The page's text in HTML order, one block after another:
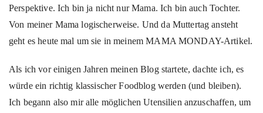
Perspektive. Ich bin ja nicht nur Mama. Ich bin auch Tochter.
Von meiner Mama logischerweise. Und da Muttertag ansteht
geht es heute mal um sie in meinem MAMA MONDAY-Artikel.
Als ich vor einigen Jahren meinen Blog startete, dachte ich, es
würde ein richtig klassischer Foodblog werden (und bleiben).
Ich begann also mir alle möglichen Utensilien anzuschaffen, um